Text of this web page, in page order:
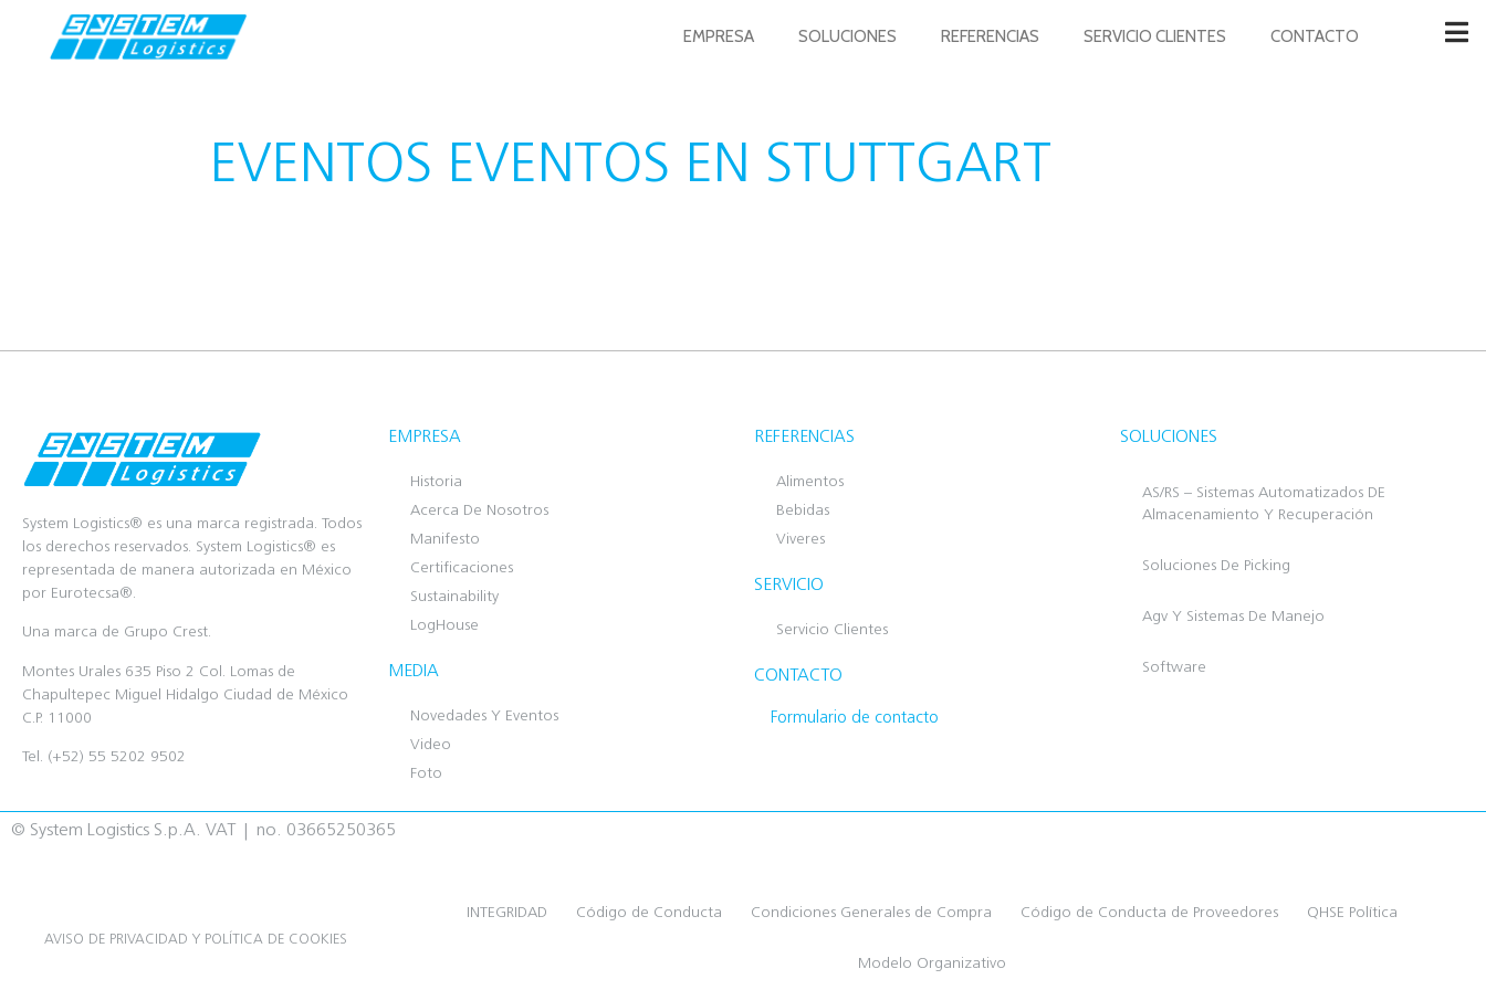
EMPRESA SOLUCIONES REFERENCIAS SERVICIO CLIENTES CONTACTO
EVENTOS EVENTOS EN STUTTGART
System Logistics® es una marca registrada. Todos
los derechos reservados. System Logistics® es
representada de manera autorizada en México
por Eurotecsa®.
Una marca de Grupo Crest.
Montes Urales 635 Piso 2 Col. Lomas de
Chapultepec Miguel Hidalgo Ciudad de México
C.P. 11000
Tel. (+52) 55 5202 9502
EMPRESA
Historia
Acerca De Nosotros
Manifesto
Certificaciones
Sustainability
LogHouse
MEDIA
Novedades Y Eventos
Video
Foto
REFERENCIAS
Alimentos
Bebidas
Viveres
SERVICIO
Servicio Clientes
CONTACTO
Formulario de contacto
SOLUCIONES
AS/RS – Sistemas Automatizados DE
Almacenamiento Y Recuperación
Soluciones De Picking
Agv Y Sistemas De Manejo
Software
© System Logistics S.p.A. VAT | no. 03665250365
AVISO DE PRIVACIDAD Y POLÍTICA DE COOKIES
INTEGRIDAD Código de Conducta Condiciones Generales de Compra Código de Conducta de Proveedores QHSE Política
Modelo Organizativo